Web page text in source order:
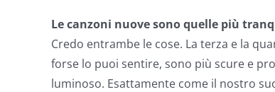
Le canzoni nuove sono quelle più
Credo entrambe le cose. La terza e la
forse lo puoi sentire, sono più scure e
luminoso. Esattamente come il nostro